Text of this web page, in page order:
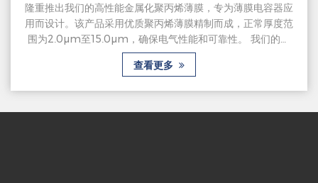
隆重推出我们的高性能金属化聚丙烯薄膜，专为薄膜电容器应
用而设计。该产品采用优质聚丙烯薄膜精制而成，正常厚度范
围为2.0μm至15.0μm，确保电气性能和可靠性。 我们的金
属化聚丙烯薄膜采用单边距类型，一侧涂有铝或锌铝合金，可
确保导电性和稳定性。厚边结构增强了耐用性并有助于无缝集
查看更多